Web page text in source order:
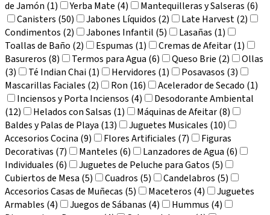
de Jamón (1)
Yerba Mate (4)
Mantequilleras y Salseras (6)
Canisters (50)
Jabones Líquidos (2)
Late Harvest (2)
Condimentos (2)
Jabones Infantil (5)
Lasañas (1)
Toallas de Baño (2)
Espumas (1)
Cremas de Afeitar (1)
Basureros (8)
Termos para Agua (6) Queso Brie (2)
Ollas
(3)
Té Indian Chai (1) Hervidores (1)
Posavasos (3)
Mascarillas Faciales (2)
Ron (16)
Acelerador de Secado (1)
Inciensos y Porta Inciensos (4)
Desodorante Ambiental
(12)
Helados con Salsas (1)
Máquinas de Afeitar (8)
Baldes y Palas de Playa (13)
Juguetes Musicales (10)
Accesorios Cocina (9)
Flores Artificiales (7)
Figuras
Decorativas (7)
Manteles (6)
Lanzadores de Agua (6)
Individuales (6)
Juguetes de Peluche para Gatos (5)
Cubiertos de Mesa (5)
Cuadros (5)
Candelabros (5)
Accesorios Casas de Muñecas (5)
Maceteros (4)
Juguetes
Armables (4)
Juegos de Sábanas (4)
Hummus (4)